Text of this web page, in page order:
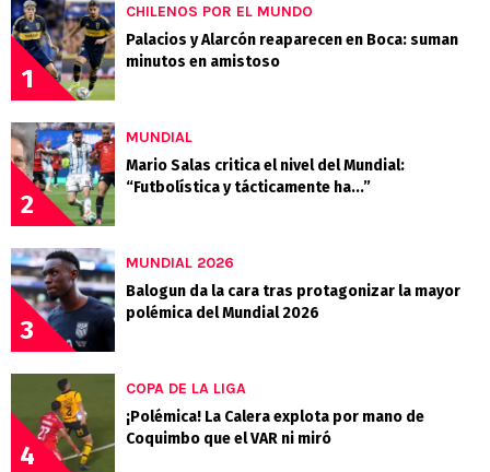
1
CHILENOS POR EL MUNDO
Palacios y Alarcón reaparecen en Boca: suman
minutos en amistoso
2
MUNDIAL
Mario Salas critica el nivel del Mundial:
“Futbolística y tácticamente ha...”
3
MUNDIAL 2026
Balogun da la cara tras protagonizar la mayor
polémica del Mundial 2026
4
COPA DE LA LIGA
¡Polémica! La Calera explota por mano de
Coquimbo que el VAR ni miró